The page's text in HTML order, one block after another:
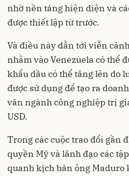
nhờ nền tảng hiện diện và
được thiết lập từ trước.
Và điều này dẫn tới viễn
nhằm vào Venezuela có thể
khẩu dầu có thể tăng lên do
được sử dụng để tạo ra
vãn ngành công nghiệp trị
USD.
Trong các cuộc trao đổi gần
quyền Mỹ và lãnh đạo các
quanh kịch bản ông Maduro